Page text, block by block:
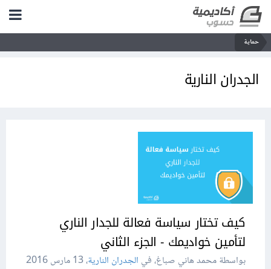
حماية
الجدران النارية
كيف تختار سياسة فعالة للجدار الناري
لتأمين خواديمك - الجزء الثاني
بواسطة محمد هاني صباغ، في الجدران النارية،13 مارس 2016